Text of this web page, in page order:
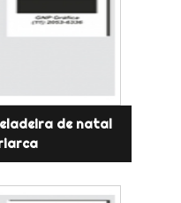
de natal